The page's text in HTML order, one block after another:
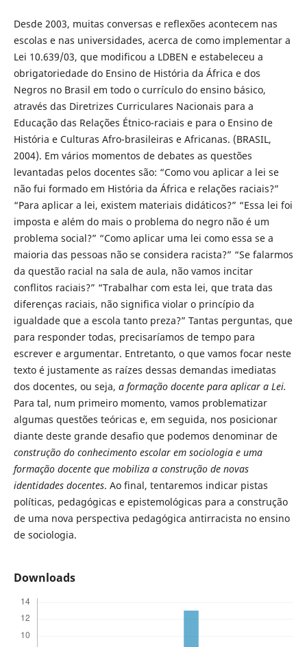
Desde 2003, muitas conversas e reflexões acontecem nas
escolas e nas universidades, acerca de como implementar a
Lei 10.639/03, que modificou a LDBEN e estabeleceu a
obrigatoriedade do Ensino de História da África e dos
Negros no Brasil em todo o currículo do ensino básico,
através das Diretrizes Curriculares Nacionais para a
Educação das Relações Étnico-raciais e para o Ensino de
História e Culturas Afro-brasileiras e Africanas. (BRASIL,
2004). Em vários momentos de debates as questões
levantadas pelos docentes são: “Como vou aplicar a lei se
não fui formado em História da África e relações raciais?”
“Para aplicar a lei, existem materiais didáticos?” “Essa lei foi
imposta e além do mais o problema do negro não é um
problema social?” “Como aplicar uma lei como essa se a
maioria das pessoas não se considera racista?” “Se falarmos
da questão racial na sala de aula, não vamos incitar
conflitos raciais?” “Trabalhar com esta lei, que trata das
diferenças raciais, não significa violar o princípio da
igualdade que a escola tanto preza?” Tantas perguntas, que
para responder todas, precisaríamos de tempo para
escrever e argumentar. Entretanto, o que vamos focar neste
texto é justamente as raízes dessas demandas imediatas
dos docentes, ou seja, a formação docente para aplicar a Lei.
Para tal, num primeiro momento, vamos problematizar
algumas questões teóricas e, em seguida, nos posicionar
diante deste grande desafio que podemos denominar de
construção do conhecimento escolar em sociologia e uma
formação docente que mobiliza a construção de novas
identidades docentes. Ao final, tentaremos indicar pistas
políticas, pedagógicas e epistemológicas para a construção
de uma nova perspectiva pedagógica antirracista no ensino
de sociologia.
Downloads